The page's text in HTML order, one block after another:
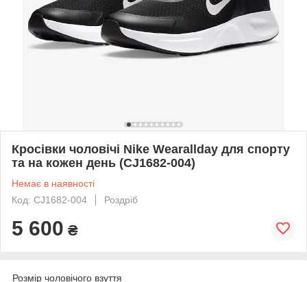
Кросівки чоловічі Nike Wearallday для спорту
та на кожен день (CJ1682-004)
Немає в наявності
Код: CJ1682-004
Роздріб
5 600 ₴
Розмір чоловічого взуття